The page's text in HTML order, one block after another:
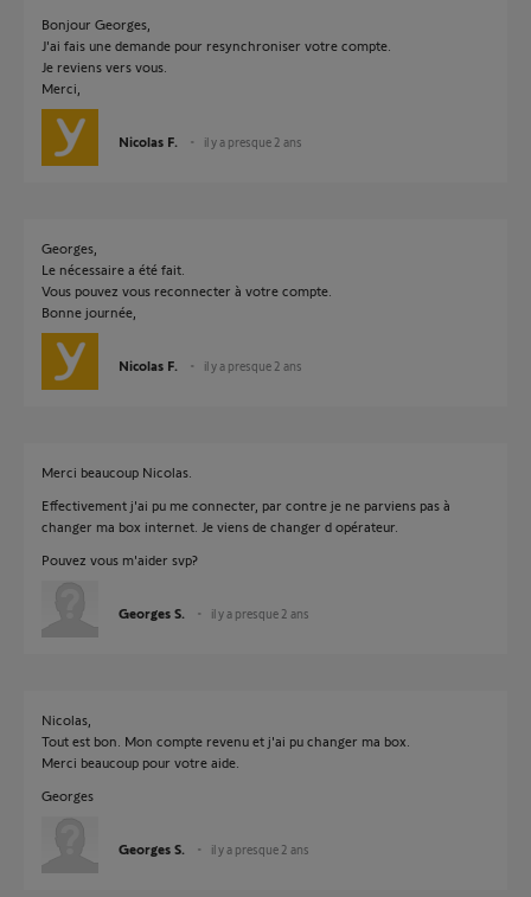
Bonjour Georges,
J'ai fais une demande pour resynchroniser votre compte.
Je reviens vers vous.
Merci,
Nicolas F. il y a presque 2 ans
Georges,
Le nécessaire a été fait.
Vous pouvez vous reconnecter à votre compte.
Bonne journée,
Nicolas F. il y a presque 2 ans
Merci beaucoup Nicolas.
Effectivement j'ai pu me connecter, par contre je ne parviens pas à
changer ma box internet. Je viens de changer d opérateur.
Pouvez vous m'aider svp?
Georges S. il y a presque 2 ans
Nicolas,
Tout est bon. Mon compte revenu et j'ai pu changer ma box.
Merci beaucoup pour votre aide.
Georges
Georges S. il y a presque 2 ans